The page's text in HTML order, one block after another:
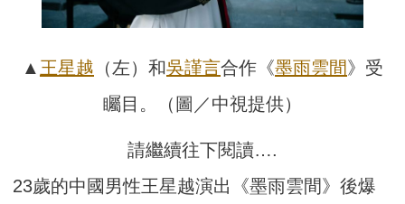
▲王星越 （左）和吳謹言合作《墨雨雲間》受
矚目。（圖／中視提供）
請繼續往下閱讀….
23歲的中國男性王星越演出《墨雨雲間》後爆